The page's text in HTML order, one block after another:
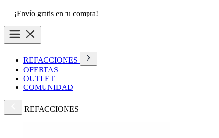
¡Envío gratis en tu compra!
REFACCIONES
OFERTAS
OUTLET
COMUNIDAD
REFACCIONES